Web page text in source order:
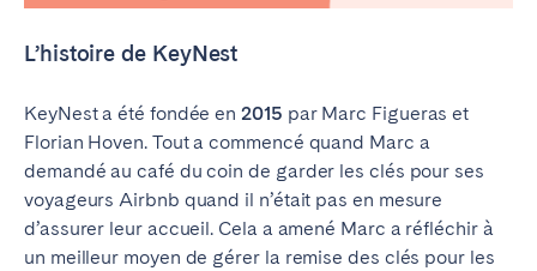
L’histoire de KeyNest
KeyNest a été fondée en2015 par Marc Figueras et
Florian Hoven. Tout a commencé quand Marc a
demandé au café du coin de garder les clés pour ses
voyageurs Airbnb quand il n’était pas en mesure
d’assurer leur accueil. Cela a amené Marc a réfléchir à
un meilleur moyen de gérer la remise des clés pour les
Almería
Cádiz
Córdoba
Granada
Huelva
Málaga
Seville